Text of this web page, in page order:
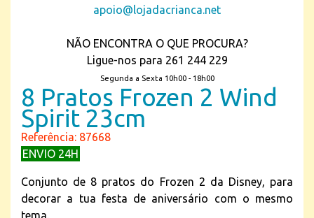
apoio@lojadacrianca.net
NÃO ENCONTRA O QUE PROCURA?
Ligue-nos para 261 244 229
Segunda a Sexta 10h00 - 18h00
8 Pratos Frozen 2 Wind
Spirit 23cm
Referência: 87668
ENVIO 24H
Conjunto de 8 pratos do Frozen 2 da Disney, para
decorar a tua festa de aniversário com o mesmo
tema.